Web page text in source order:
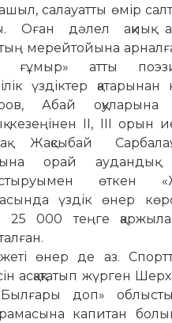
салауатты өмір
Оған дәлел ақиық
мерейтойына
ғұмыр» атты
үздіктер қатарынан
Абай оқуларына
кезеңінен ІІ, ІІІ орын­
ақ Жақсыбай
орай аудандық
өткен
үздік өнер
25 000 теңге
жеті өнер де аз.
асқақтатып жүрген
доп»
капитан